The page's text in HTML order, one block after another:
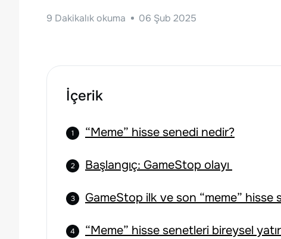
9 Dakikalık okuma 06 Şub 2025
İçerik
“Meme” hisse senedi nedir?
Başlangıç: GameStop olayı
GameStop ilk ve son “meme” hisse
“Meme” hisse senetleri bireysel